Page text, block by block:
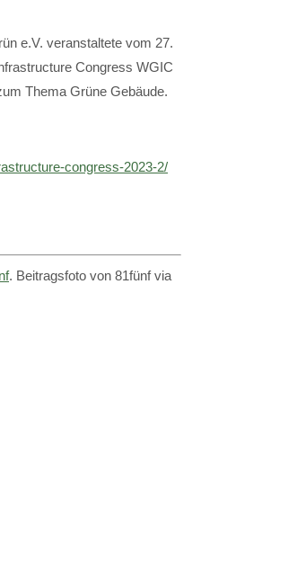
e.V. veranstaltete vom 27.
Congress WGIC
Thema Grüne Gebäude.
congress-2023-2/
. Beitragsfoto von 81fünf via